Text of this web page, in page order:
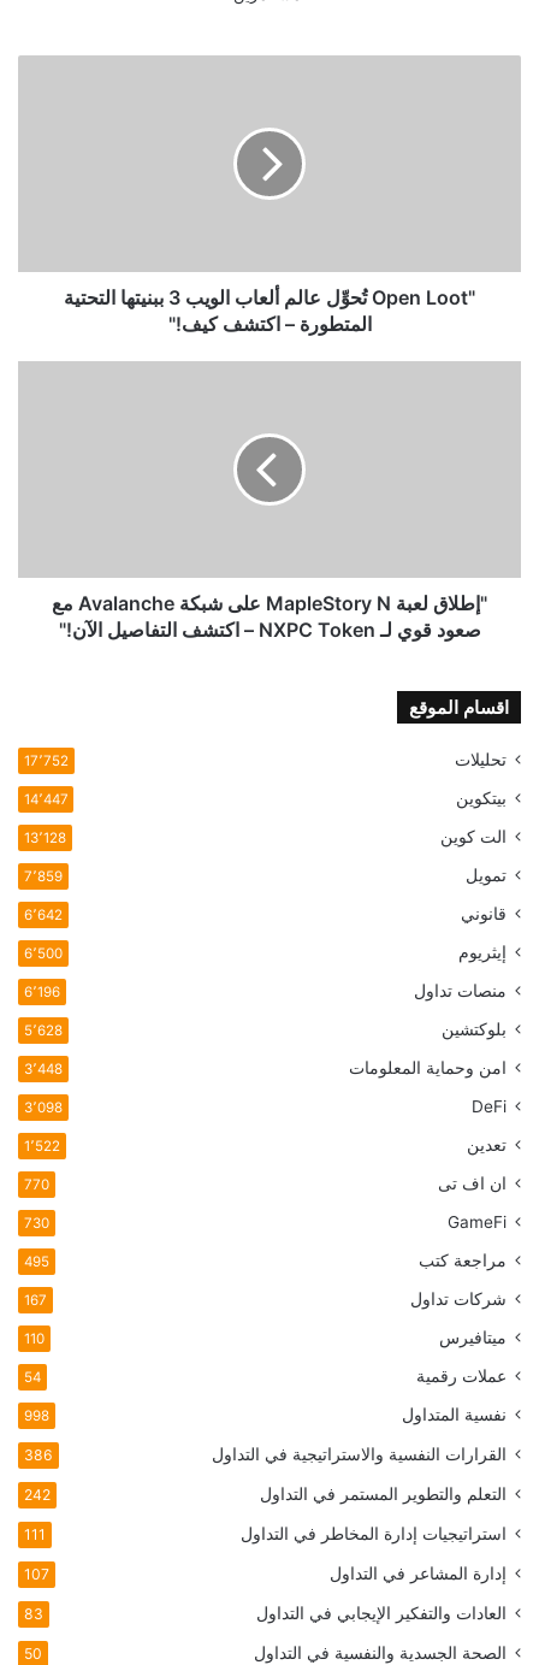
التحتية
المتطورة
"Open Loot تُحوِّل عالم ألعاب الويب 3 ببنيتها التحتية
المتطورة – اكتشف كيف!"
صعود
اكتشف
التفاصيل
"إطلاق لعبة MapleStory N على شبكة Avalanche مع
صعود قوي لـ NXPC Token – اكتشف التفاصيل الآن!"
اقسام الموقع
تحليلات 17٬752
بيتكوين 14٬447
الت كوين 13٬128
تمويل 7٬859
قانوني 6٬642
إيثريوم 6٬500
منصات تداول 6٬196
بلوكتشين 5٬628
امن وحماية المعلومات 3٬448
DeFi 3٬098
تعدين 1٬522
ان اف تی 770
GameFi
730
مراجعة كتب 495
شركات تداول 167
ميتافيرس 110
عملات رقمية 54
نفسية المتداول 998
القرارات النفسية والاستراتيجية في التداول 386
التعلم والتطوير المستمر في التداول 242
استراتيجيات إدارة المخاطر في التداول 111
إدارة المشاعر في التداول 107
العادات والتفكير الإيجابي في التداول 83
الصحة الجسدية والنفسية في التداول 50